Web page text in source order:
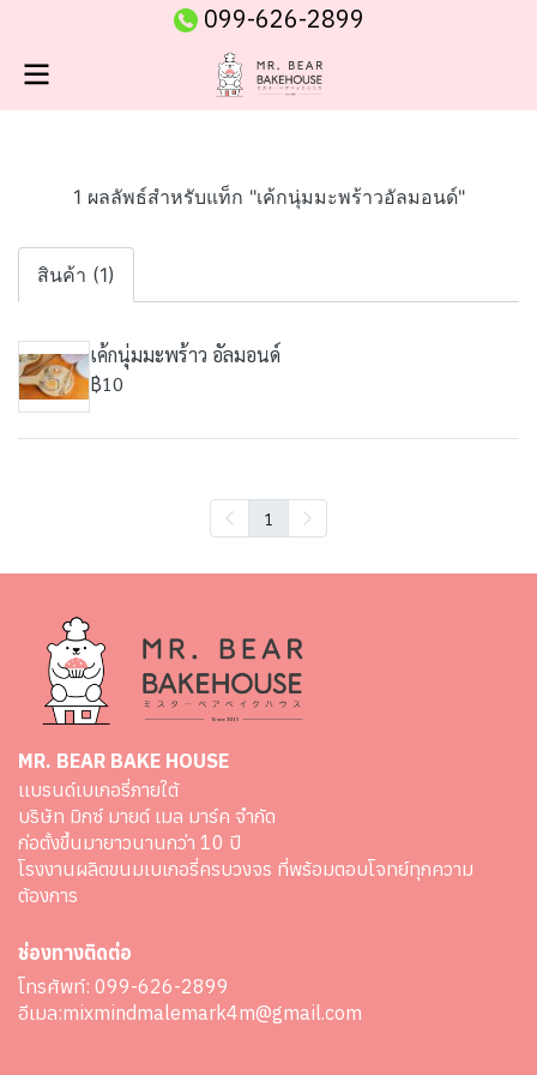
099-626-2899
1 ผลลัพธ์สำหรับแท็ก "เค้กนุ่มมะพร้าวอัลมอนด์"
สินค้า (1)
เค้กนุ่มมะพร้าว อัลมอนด์
฿10
1
MR. BEAR BAKE HOUSE
เเบรนด์เบเกอรี่ภายใต้
บริษัท มิกซ์ มายด์ เมล มาร์ค จำกัด
ก่อตั้งขึ้นมายาวนานกว่า 10 ปี
โรงงานผลิตขนมเบเกอรี่ครบวงจร ที่พร้อมตอบโจทย์ทุกความ
ต้องการ
ช่องทางติดต่อ
โทรศัพท์: 099-626-2899
อีเมล:mixmindmalemark4m@gmail.com